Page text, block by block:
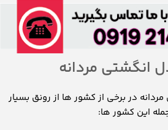
انگشتی مردانه
در برخی از کشور ها از رونق بسیار
این کشور ها: